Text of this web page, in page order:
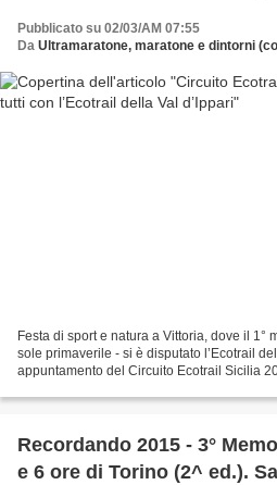
Pubblicato su 02/03/AM 07:55
Da Ultramaratone, maratone e dintorni
Festa di sport e natura a Vittoria, dove il 1°
sole primaverile - si è disputato l’Ecotrail
appuntamento del Circuito Ecotrail Sicilia
Recordando 2015 - 3°
e 6 ore di Torino (2^ ed.).